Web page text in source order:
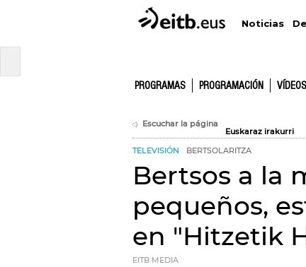
Noticias
PROGRAMAS PROGRAMACIÓN VÍDEOS
Escuchar la página
Euskaraz irakurri
TELEVISIÓN BERTSOLARITZA
Bertsos a la
pequeños,
en "Hitzetik
EITB MEDIA